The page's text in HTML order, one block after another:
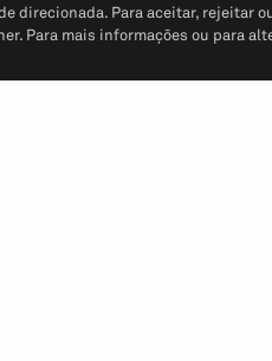
direcionada. Para aceitar, rejeitar
Para mais informações ou para